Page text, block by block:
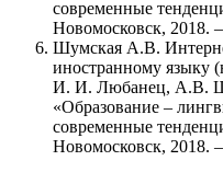
современные
Новомосковск, 2018.
Шумская А.В.
иностранному языку
И. И. Любанец, А.В.
«Образование –
современные
Новомосковск, 2018.